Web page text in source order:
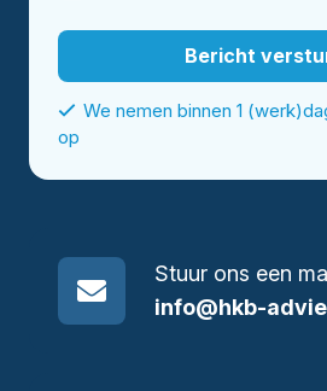
We nemen binnen 1
op
Stuur ons een
info@hkb-